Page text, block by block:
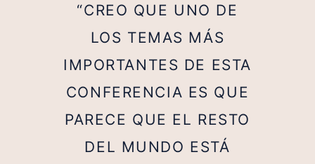
“CREO QUE UNO DE
LOS TEMAS MÁS
IMPORTANTES DE ESTA
CONFERENCIA ES QUE
PARECE QUE EL RESTO
DEL MUNDO ESTÁ